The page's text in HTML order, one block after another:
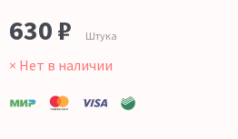
630 ₽ Штука
× Нет в наличии